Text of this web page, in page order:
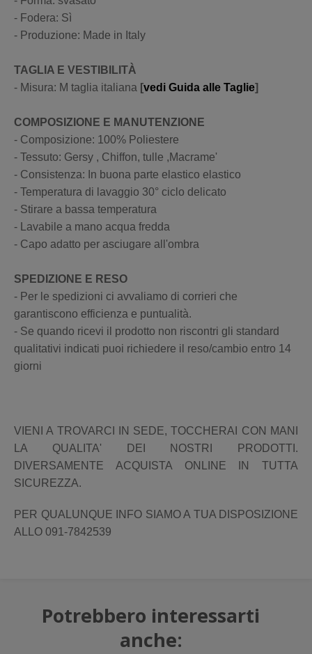
- Fodera: Sì
- Produzione: Made in Italy
TAGLIA E VESTIBILITÀ
- Misura: M taglia italiana [vedi Guida alle Taglie]
COMPOSIZIONE E MANUTENZIONE
- Composizione: 100% Poliestere
- Tessuto: Gersy , Chiffon, tulle ,Macrame'
- Consistenza: In buona parte elastico elastico
- Temperatura di lavaggio 30° ciclo delicato
- Stirare a bassa temperatura
- Lavabile a mano acqua fredda
- Capo adatto per asciugare all'ombra
SPEDIZIONE E RESO
- Per le spedizioni ci avvaliamo di corrieri che
garantiscono efficienza e puntualità.
- Se quando ricevi il prodotto non riscontri gli standard
qualitativi indicati puoi richiedere il reso/cambio entro 14
giorni
VIENI A TROVARCI IN SEDE, TOCCHERAI CON MANI
LA QUALITA' DEI NOSTRI PRODOTTI.
DIVERSAMENTE ACQUISTA ONLINE IN TUTTA
SICUREZZA.
PER QUALUNQUE INFO SIAMO A TUA DISPOSIZIONE
ALLO 091-7842539
Potrebbero interessarti
anche: